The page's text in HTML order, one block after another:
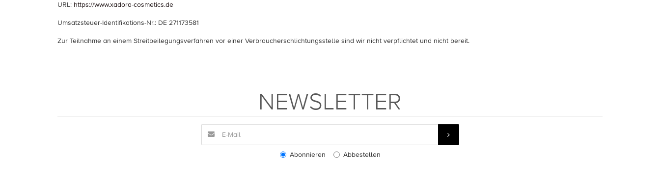
URL: https://www.xadora-cosmetics.de
Umsatzsteuer-Identifikations-Nr.: DE 271173581
Zur Teilnahme an einem Streitbeilegungsverfahren vor einer Verbraucherschlichtungsstelle sind wir nicht verpflichtet und nicht bereit.
NEWSLETTER
Abonnieren Abbestellen